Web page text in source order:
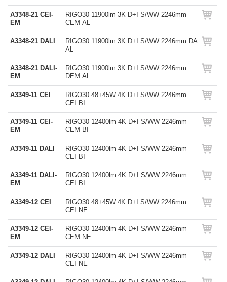
A3348-21 CEI-
EM
RIGO30 11900lm 3K D+I S/WW 2246mm
CEM AL
A3348-21 DALI
RIGO30 11900lm 3K D+I S/WW 2246mm DA
AL
A3348-21 DALI-
EM
RIGO30 11900lm 3K D+I S/WW 2246mm
DEM AL
A3349-11 CEI
RIGO30 48+45W 4K D+I S/WW 2246mm
CEI BI
A3349-11 CEI-
EM
RIGO30 12400lm 4K D+I S/WW 2246mm
CEM BI
A3349-11 DALI
RIGO30 12400lm 4K D+I S/WW 2246mm
CEI BI
A3349-11 DALI-
EM
RIGO30 12400lm 4K D+I S/WW 2246mm
CEI BI
A3349-12 CEI
RIGO30 48+45W 4K D+I S/WW 2246mm
CEI NE
A3349-12 CEI-
EM
RIGO30 12400lm 4K D+I S/WW 2246mm
CEM NE
A3349-12 DALI
RIGO30 12400lm 4K D+I S/WW 2246mm
CEI NE